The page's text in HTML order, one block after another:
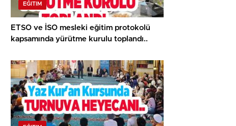
EĞITIM
ETSO ve İSO mesleki eğitim protokolü
kapsamında yürütme kurulu toplandı..